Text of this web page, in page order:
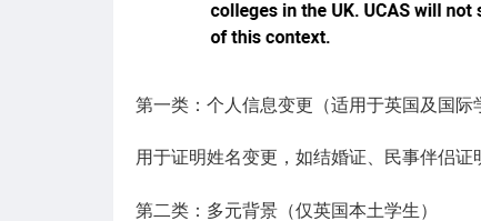
第一类：个人信息变更（适用于英国及国际
用于证明姓名变更，如结婚证、民事伴侣证
第二类：多元背景（仅英国本土学生）